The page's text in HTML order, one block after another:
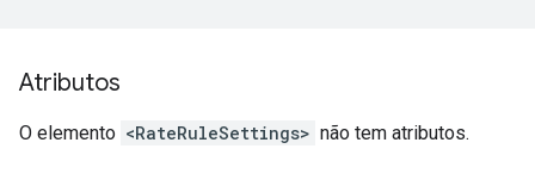
Atributos
O elemento <RateRuleSettings> não tem atributos.